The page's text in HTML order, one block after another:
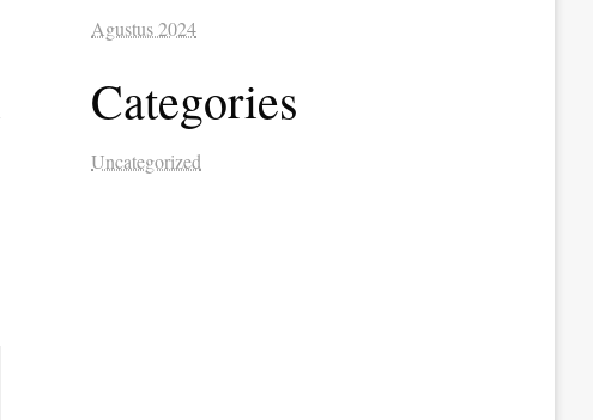
Agustus 2024
Categories
Uncategorized